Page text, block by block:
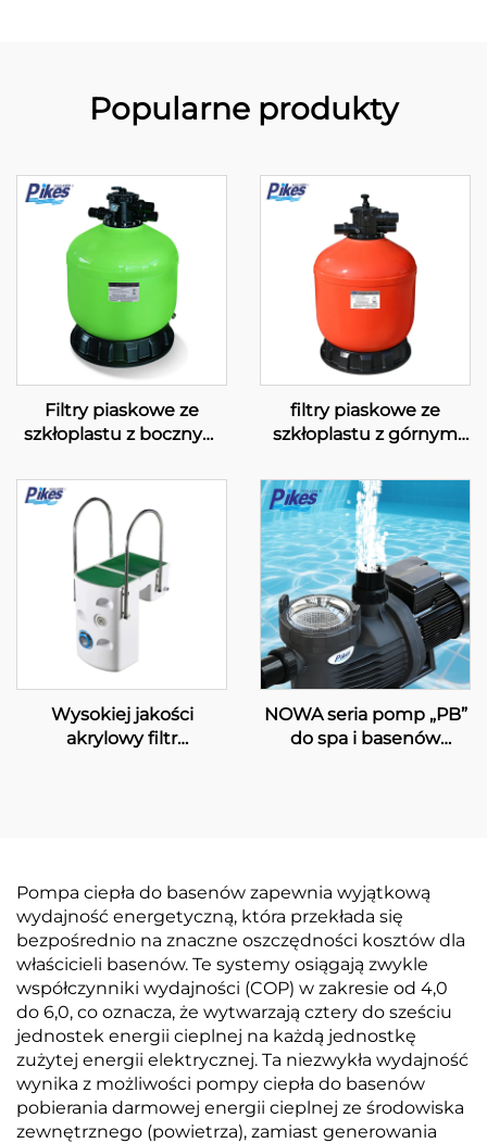
Popularne produkty
Filtry piaskowe ze
szkłoplastu z bocznym
filtry piaskowe ze
szkłoplastu z górnym
Wysokiej jakości
akrylowy filtr
NOWA seria pomp „PB”
do spa i basenów
Pompa ciepła do basenów zapewnia wyjątkową
wydajność energetyczną, która przekłada się
bezpośrednio na znaczne oszczędności kosztów dla
właścicieli basenów. Te systemy osiągają zwykle
współczynniki wydajności (COP) w zakresie od 4,0
do 6,0, co oznacza, że wytwarzają cztery do sześciu
jednostek energii cieplnej na każdą jednostkę
zużytej energii elektrycznej. Ta niezwykła wydajność
wynika z możliwości pompy ciepła do basenów
pobierania darmowej energii cieplnej ze środowiska
zewnętrznego (powietrza), zamiast generowania